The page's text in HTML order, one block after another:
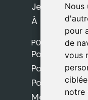
Nous
pour
de
vous
notre
Nous
pour
de
vous
notre
Jeux
À propos de
POLITIQUES
Politique de
Politique de
Politique de
Mentions